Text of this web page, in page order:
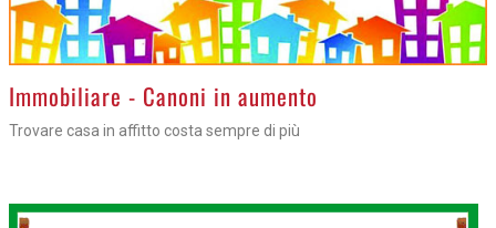
>Immobiliare - Canoni in aumento
Trovare casa in affitto costa sempre di più